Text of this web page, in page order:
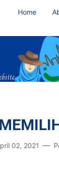
Home
02, 2021